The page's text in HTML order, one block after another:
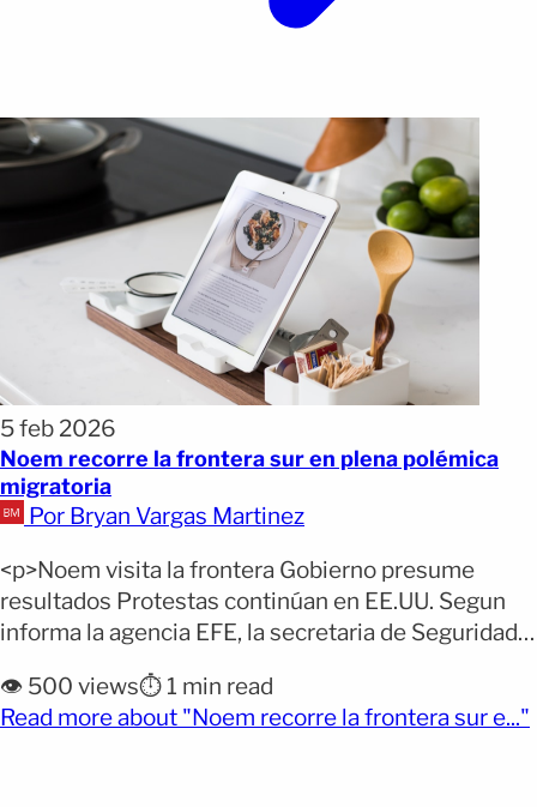
5 feb 2026
Noem recorre la frontera sur en plena polémica
migratoria
Por Bryan Vargas Martinez
<p>Noem visita la frontera Gobierno presume
resultados Protestas continúan en EE.UU. Segun
informa la agencia EFE, la secretaria de Seguridad
este miércoles la frontera sur del país en medio de
crecientes críticas y protestas contra la agenda
👁️ 500 views⏱️ 1 min read
Read more about "Noem recorre la frontera sur e..."